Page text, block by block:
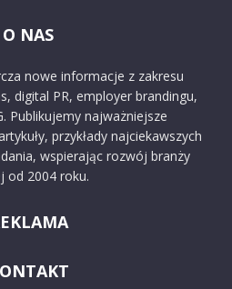
O NAS
nowe informacje z zakresu
digital PR, employer brandingu,
Publikujemy najważniejsze
przykłady najciekawszych
wspierając rozwój branży
od 2004 roku.